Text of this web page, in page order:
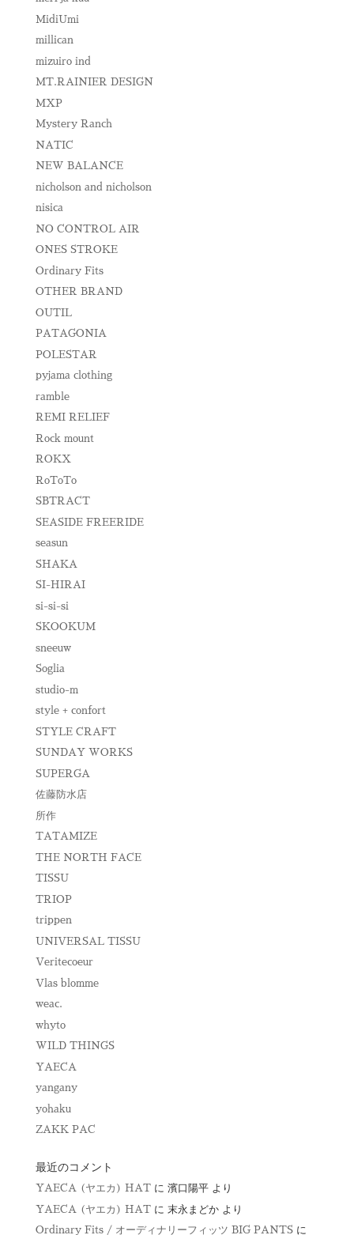
MidiUmi
millican
mizuiro ind
MT.RAINIER DESIGN
MXP
Mystery Ranch
NATIC
NEW BALANCE
nicholson and nicholson
nisica
NO CONTROL AIR
ONES STROKE
Ordinary Fits
OTHER BRAND
OUTIL
PATAGONIA
POLESTAR
pyjama clothing
ramble
REMI RELIEF
Rock mount
ROKX
RoToTo
SBTRACT
SEASIDE FREERIDE
seasun
SHAKA
SI-HIRAI
si-si-si
SKOOKUM
sneeuw
Soglia
studio-m
style + confort
STYLE CRAFT
SUNDAY WORKS
SUPERGA
佐藤防水店
所作
TATAMIZE
THE NORTH FACE
TISSU
TRIOP
trippen
UNIVERSAL TISSU
Veritecoeur
Vlas blomme
weac.
whyto
WILD THINGS
YAECA
yangany
yohaku
ZAKK PAC
最近のコメント
YAECA (ヤエカ) HATに 濱口陽平より
YAECA (ヤエカ) HATに 末永まどかより
Ordinary Fits / オーディナリーフィッツ BIG PANTSに